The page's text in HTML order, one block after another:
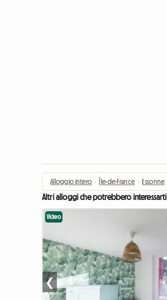
Alloggio intero › Île-de-France › Essonne
Altri alloggi che potrebbero interessarti
Video
❮